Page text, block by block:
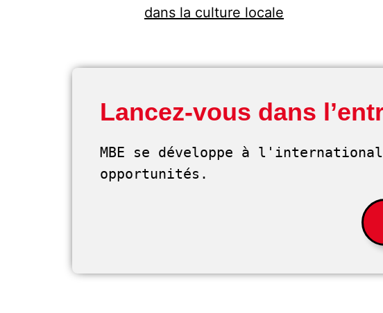
dans la culture locale
Lancez-vous dans
MBE se développe à
opportunités.